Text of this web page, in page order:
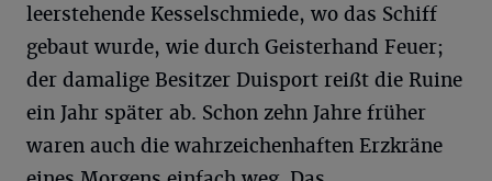
leerstehende Kesselschmiede, wo das Schiff
gebaut wurde, wie durch Geisterhand Feuer;
der damalige Besitzer Duisport reißt die Ruine
ein Jahr später ab. Schon zehn Jahre früher
waren auch die wahrzeichenhaften Erzkräne